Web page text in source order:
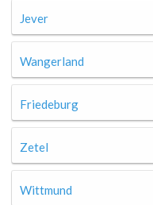
Jever
Wangerland
Friedeburg
Zetel
Wittmund